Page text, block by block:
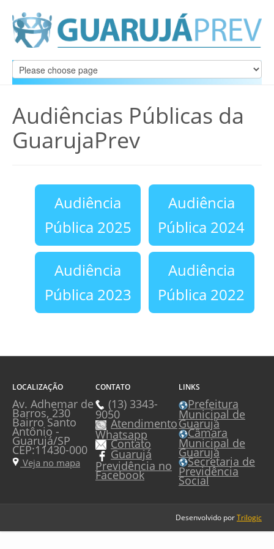
Audiências Públicas da
GuarujaPrev
Audiência
Pública 2025
Audiência
Pública 2024
Audiência
Pública 2023
Audiência
Pública 2022
LOCALIZAÇÃO
Av. Adhemar de
Barros, 230
Bairro Santo
Antônio -
Guarujá/SP
CEP:11430-000
Veja no mapa
CONTATO
(13) 3343-
9050
Atendimento
Whatsapp
Contato
Guarujá
Previdência no
Facebook
LINKS
Prefeitura
Municipal de
Guarujá
Câmara
Municipal de
Guarujá
Secretaria de
Previdência
Social
Desenvolvido porTrilogic